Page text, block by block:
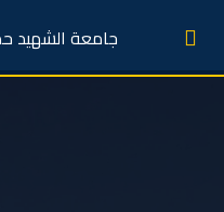
جامعة الشهيد